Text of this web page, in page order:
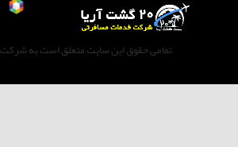
تمامی حقوق این سایت متعلق است به شرکت